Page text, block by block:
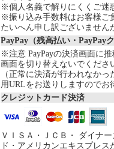
※個人名義で解りにくくご迷
※振り込み手数料はお客様ご
たいへん申し訳ございません
PayPay（残高払い・PayPay
※注意 PayPayの決済画面に
画面を切り替えないでくださ
（正常に決済が行われなか
用URLをお送りしますのでお
クレジットカード決済
ＶＩＳＡ・ＪＣＢ・ ダイナ
ド・アメリカンエキスプレ